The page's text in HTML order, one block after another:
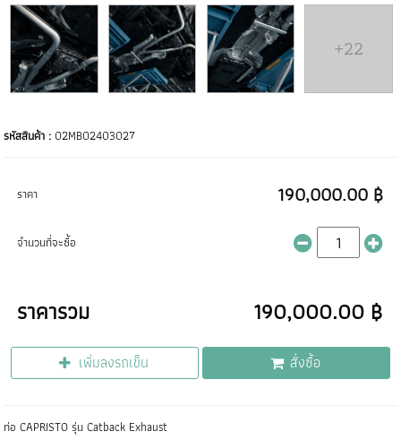
+22
รหัสสินค้า : 02MB02403027
ราคา 190,000.00 ฿
จำนวนที่จะซื้อ
ราคารวม 190,000.00 ฿
เพิ่มลงรถเข็น สั่งซื้อ
ท่อ CAPRISTO รุ่น Catback Exhaust